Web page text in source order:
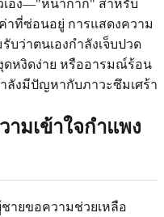
เอง—"หน้ากาก" สำหรับ
าที่ซ่อนอยู่ การแสดงความ
ว่าตนเองกำลังเจ็บปวด
ดหงิดง่าย หรืออารมณ์ร้อน
งมีปัญหากับภาวะซึมเศร้า
ามเข้าใจกำแพง
ายขอความช่วยเหลือ